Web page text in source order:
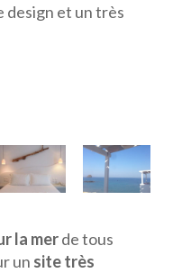
design et un très
la merde tous
un site très